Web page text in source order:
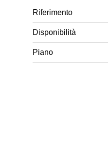
Riferimento
Disponibilità
Piano